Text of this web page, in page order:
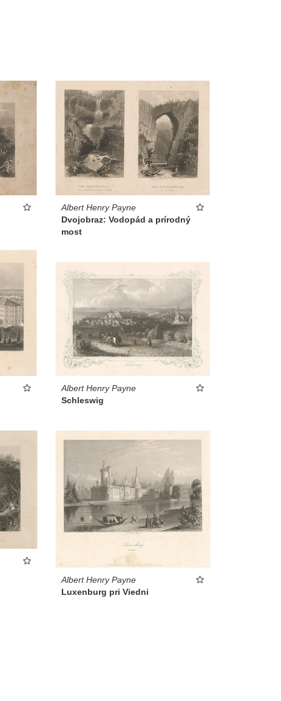
Albert Henry Payne
Dvojobraz: Vodopád a prírodný
most
Albert Henry Payne
Schleswig
Albert Henry Payne
Luxenburg pri Viedni